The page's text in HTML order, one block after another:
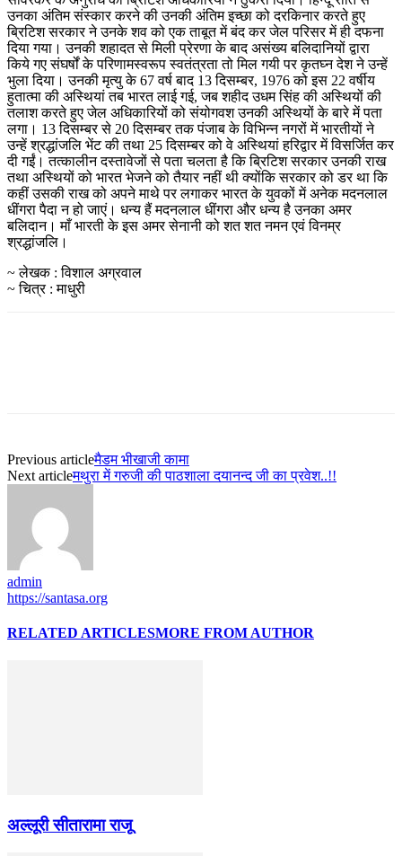
उनका अंतिम संस्कार करने की उनकी अंतिम इच्छा को दरकिनार करते हुए
ब्रिटिश सरकार ने उनके शव को एक ताबूत में बंद कर जेल परिसर में ही दफना
दिया गया। उनकी शहादत से मिली प्रेरणा के बाद असंख्य बलिदानियों द्वारा
किये गए संघर्षों के परिणामस्वरूप स्वतंत्रता तो मिल गयी पर कृतघ्न देश ने उन्हें
भुला दिया। उनकी मृत्यु के 67 वर्ष बाद 13 दिसम्बर, 1976 को इस 22 वर्षीय
हुतात्मा की अस्थियां तब भारत लाई गई, जब शहीद उधम सिंह की अस्थियों की
तलाश करते हुए जेल अधिकारियों को संयोगवश उनकी अस्थियों के बारे में पता
लगा। 13 दिसम्बर से 20 दिसम्बर तक पंजाब के विभिन्न नगरों में भारतीयों ने
उन्हें श्रद्धांजलि भेंट की तथा 25 दिसम्बर को वे अस्थियां हरिद्वार में विसर्जित कर
दी गईं। तत्कालीन दस्तावेजों से पता चलता है कि ब्रिटिश सरकार उनकी राख
तथा अस्थियों को भारत भेजने को तैयार नहीं थी क्योंकि सरकार को डर था कि
कहीं उसकी राख को अपने माथे पर लगाकर भारत के युवकों में अनेक मदनलाल
धींगरा पैदा न हो जाएं। धन्य हैं मदनलाल धींगरा और धन्य है उनका अमर
बलिदान। माँ भारती के इस अमर सेनानी को शत शत नमन एवं विनम्र
श्रद्धांजलि।
~ लेखक : विशाल अग्रवाल
~ चित्र : माधुरी
Previous articleमैडम भीखाजी कामा
Next articleमथुरा में गरुजी की पाठशाला दयानन्द जी का प्रवेश..!!
admin
https://santasa.org
RELATED ARTICLESMORE FROM AUTHOR
अल्लूरी सीतारामा राजू